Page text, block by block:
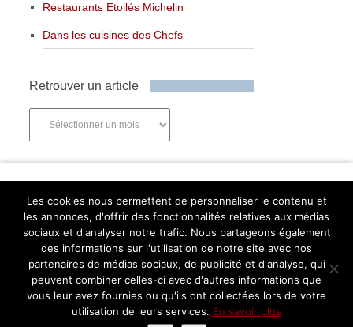
Restaurants Etoilés Michelin
Dans les cuisines des Chefs
Retrouver un article
Abonnez-vous
Facebook Twitter Instagram Pinterest
Les cookies nous permettent de personnaliser le contenu et
les annonces, d'offrir des fonctionnalités relatives aux médias
sociaux et d'analyser notre trafic. Nous partageons également
des informations sur l'utilisation de notre site avec nos
partenaires de médias sociaux, de publicité et d'analyse, qui
peuvent combiner celles-ci avec d'autres informations que
vous leur avez fournies ou qu'ils ont collectées lors de votre
utilisation de leurs services. En savoir plus